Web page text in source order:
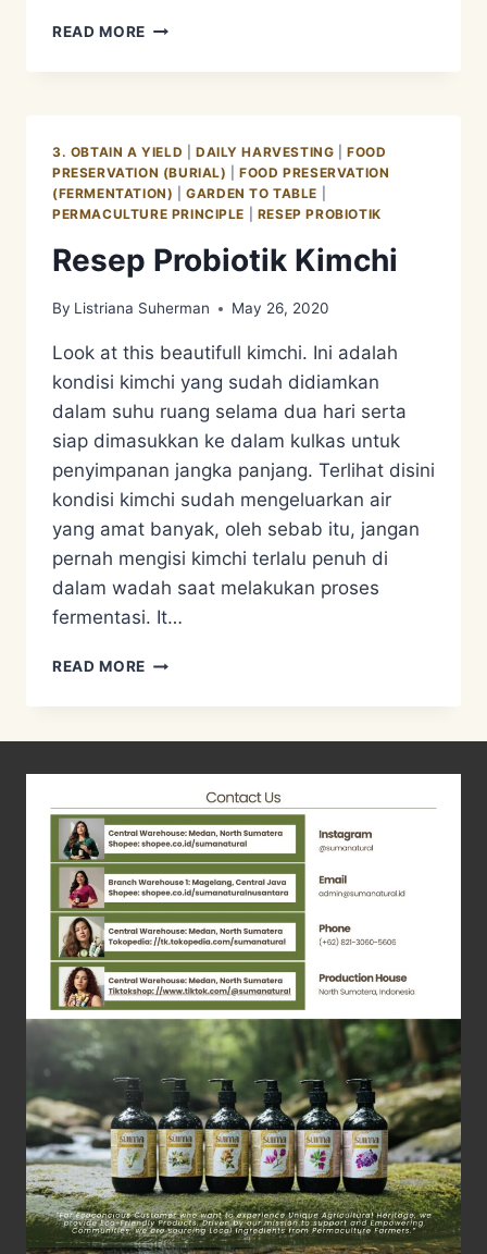
READ MORE
KAYA
3. OBTAIN A YIELD DAILY HARVESTING |FOOD
PRESERVATION (BURIAL) |FOOD PRESERVATION
(FERMENTATION) |GARDEN TO TABLE
PERMACULTURE PRINCIPLE
RESEP PROBIOTIK
Resep Probiotik Kimchi
By Listriana Suherman May 26, 2020
Look at this beautifull kimchi. Ini adalah
kondisi kimchi yang sudah didiamkan
dalam suhu ruang selama dua hari serta
siap dimasukkan ke dalam kulkas untuk
penyimpanan jangka panjang. Terlihat disini
kondisi kimchi sudah mengeluarkan air
yang amat banyak, oleh sebab itu, jangan
pernah mengisi kimchi terlalu penuh di
dalam wadah saat melakukan proses
fermentasi. It…
READ MORE RESEP
KIMCHI